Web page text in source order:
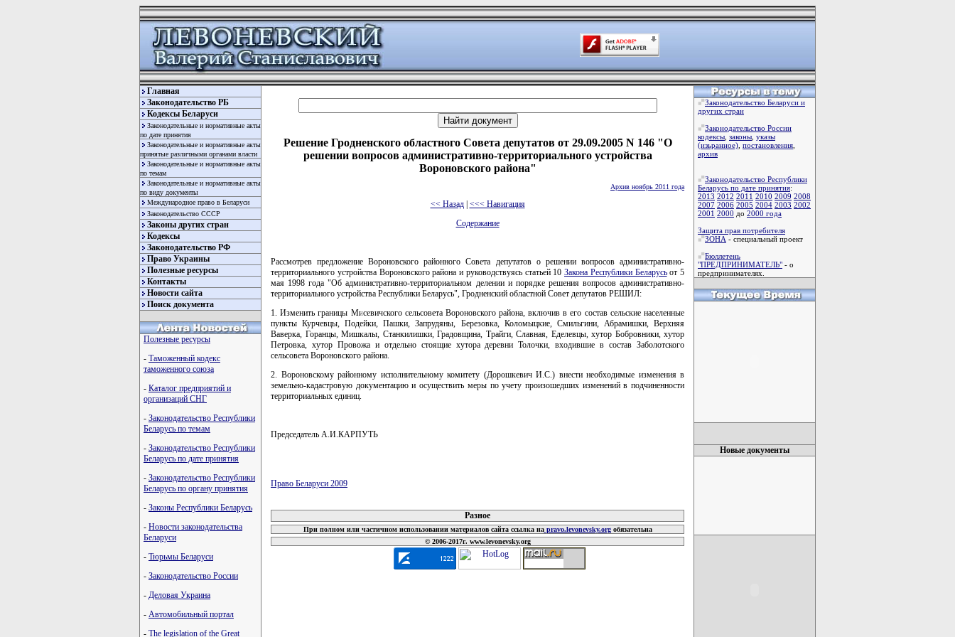
Главная
Законодательство РБ
Кодексы Беларуси
Законодательные и нормативные акты
по дате принятия
Законодательные и нормативные акты
принятые различными органами власти
Законодательные и нормативные акты
по темам
Законодательные и нормативные акты
по виду документы
Международное право в Беларуси
Законодательство СССР
Законы других стран
Кодексы
Законодательство РФ
Право Украины
Полезные ресурсы
Контакты
Новости сайта
Поиск документа
Полезные ресурсы
- Таможенный кодекс
таможенного союза
- Каталог предприятий и
организаций СНГ
- Законодательство Республики
Беларусь по темам
- Законодательство Республики
Беларусь по дате принятия
- Законодательство Республики
Беларусь по органу принятия
- Законы Республики Беларусь
- Новости законодательства
Беларуси
- Тюрьмы Беларуси
- Законодательство России
- Деловая Украина
- Автомобильный портал
- The legislation of the Great
Решение Гродненского областного Совета депутатов от 29.09.2005 N 146 "О
решении вопросов административно-территориального устройства
Вороновского района"
Архив ноябрь 2011 года
<< Назад| <<< Навигация
Содержание
Рассмотрев предложение Вороновского районного Совета депутатов о решении вопросов административно-
территориального устройства Вороновского района и руководствуясь статьей 10 Закона Республики Беларусьот 5
мая 1998 года "Об административно-территориальном делении и порядке решения вопросов административно-
территориального устройства Республики Беларусь", Гродненский областной Совет депутатов РЕШИЛ:
1. Изменить границы Мисевичского сельсовета Вороновского района, включив в его состав сельские населенные
пункты Курчевцы, Подейки, Пашки, Запрудяны, Березовка, Коломыцкие, Смильгини, Абрамишки, Верхняя
Ваверка, Горанцы, Мишкалы, Станкилишки, Градовщина, Трайги, Славная, Еделевцы, хутор Бобровники, хутор
Петровка, хутор Провожа и отдельно стоящие хутора деревни Толочки, входившие в состав Заболотского
сельсовета Вороновского района.
2. Вороновскому районному исполнительному комитету (Дорошкевич И.С.) внести необходимые изменения в
земельно-кадастровую документацию и осуществить меры по учету произошедших изменений в подчиненности
территориальных единиц.
Председатель А.И.КАРПУТЬ
Право Беларуси 2009
Разное
При полном или частичном использовании материалов сайта ссылка наpravo.levonevsky.orgобязательна
© 2006-2017г. www.levonevsky.org
Законодательство Беларуси и
других стран
Законодательство России
кодексы законы указы
(изьранное) постановления
архив
Законодательство Республики
Беларусь по дате принятия:
2013 2012 2011 2010 2009 2008
2007 2006 2005 2004 2003 2002
2001 2000 до 2000 года
Защита прав потребителя
ЗОНА - специальный проект
Бюллетень
"ПРЕДПРИНИМАТЕЛЬ" - о
предпринимателях.
Новые документы